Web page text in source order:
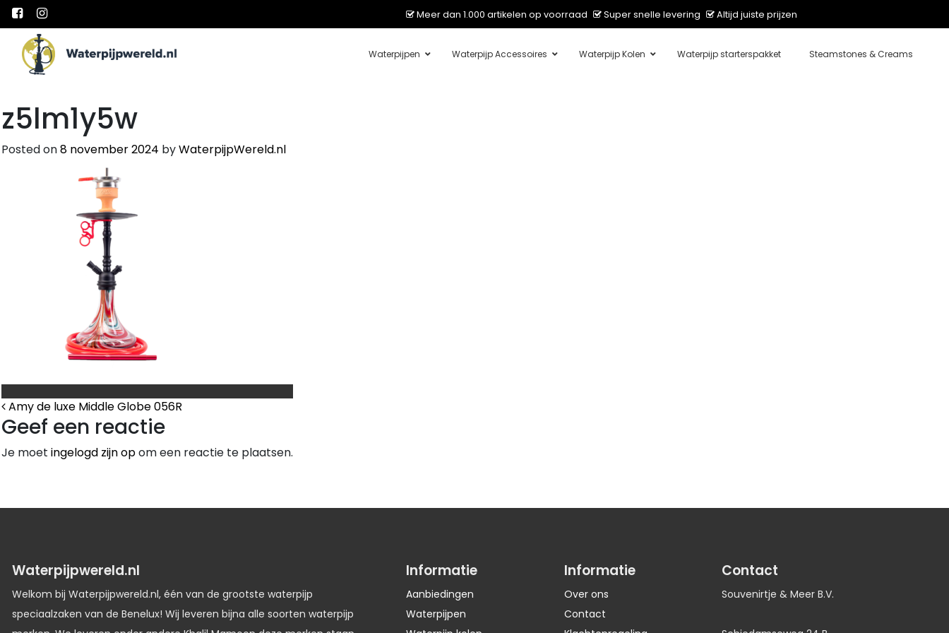
Meer dan 1.000 artikelen op voorraad Super snelle levering Altijd juiste prijzen
Main Navigation Waterpijpen Waterpijp Accessoires Waterpijp Kolen Waterpijp starterspakket Steamstones & Creams
z5lm1y5w
Posted on8 november 2024 byWaterpijpWereld.nl
Bericht Navigatie
Amy de luxe Middle Globe 056R
Geef een reactie
Je moet ingelogd zijn opom een reactie te plaatsen.
Waterpijpwereld.nl
Welkom bij Waterpijpwereld.nl, één van de grootste waterpijp
speciaalzaken van de Benelux! Wij leveren bijna alle soorten waterpijp
Informatie
Aanbiedingen
Waterpijpen
Informatie
Over ons
Contact
Contact
Souvenirtje & Meer B.V.